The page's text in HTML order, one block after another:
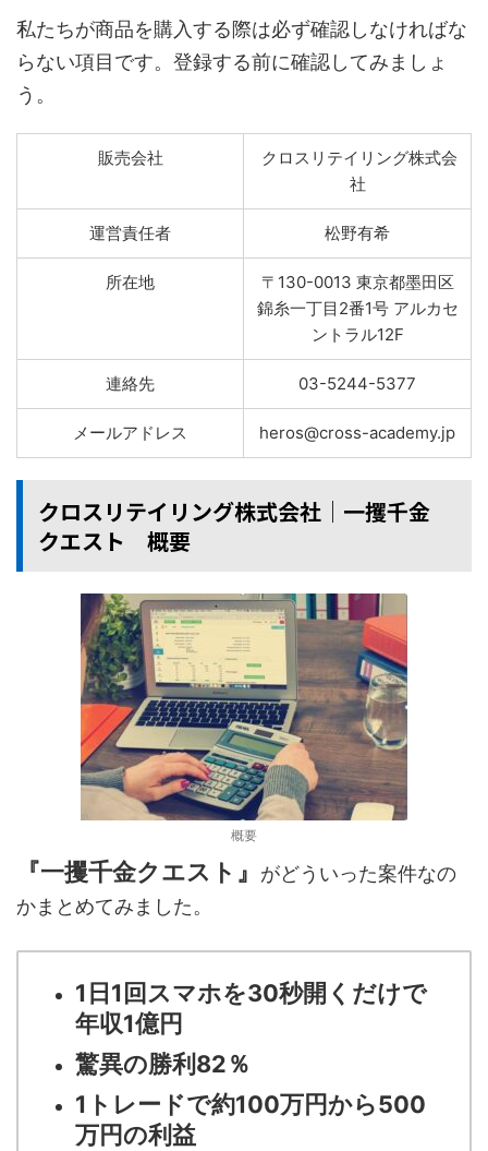
私たちが商品を購入する際は必ず確認しなければな
らない項目です。登録する前に確認してみましょ
う。
販売会社
クロスリテイリング株式会
社
運営責任者 松野有希
所在地
〒130-0013 東京都墨田区
錦糸一丁目2番1号 アルカセ
ントラル12F
連絡先 03-5244-5377
メールアドレス heros@cross-academy.jp
クロスリテイリング株式会社│一攫千金
クエスト 概要
概要
『一攫千金クエスト』
がどういった案件なの
かまとめてみました。
1日1回スマホを30秒開くだけで
年収1億円
驚異の勝利82％
1トレードで約100万円から500
万円の利益